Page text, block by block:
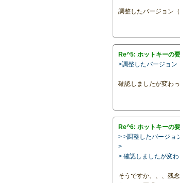
調整したバージョン
Re^5: ホットキーの
>調整したバージョン
確認しましたが変わ
Re^6: ホットキーの
> >調整したバージョ
>
> 確認しましたが変わ
そうですか、、、残念